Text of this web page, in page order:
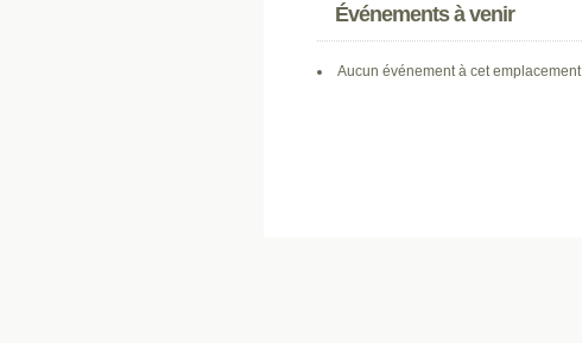
Événements à venir
Aucun événement à cet emplacement